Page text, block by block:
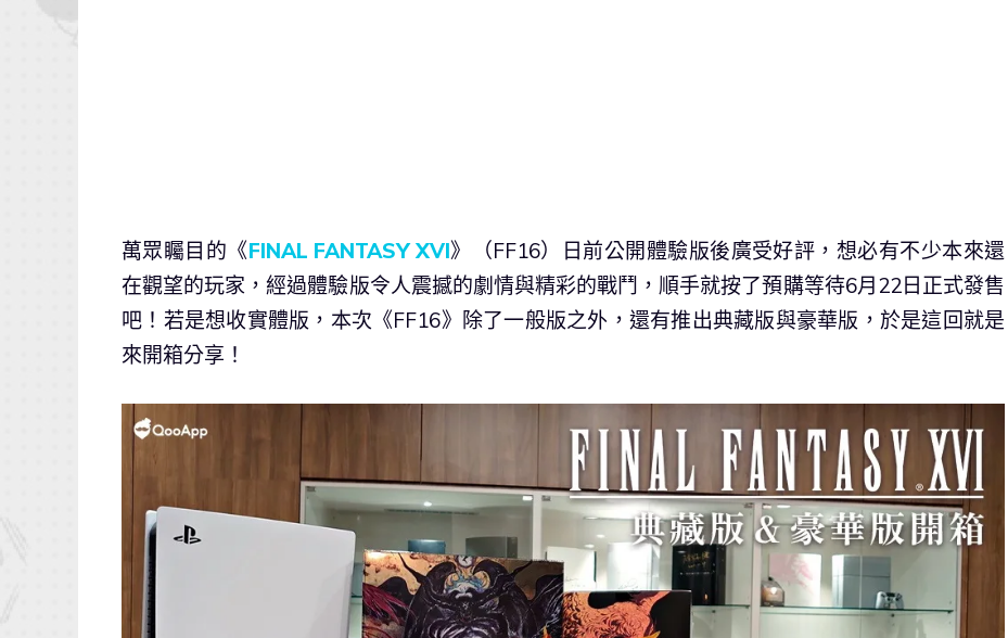
萬眾矚目的《FINAL FANTASY XVI》（FF16）日前公開體驗版後廣受好評，想必有不少本來還
在觀望的玩家，經過體驗版令人震撼的劇情與精彩的戰鬥，順手就按了預購等待6月22日正式發售
吧！若是想收實體版，本次《FF16》除了一般版之外，還有推出典藏版與豪華版，於是這回就是
來開箱分享！